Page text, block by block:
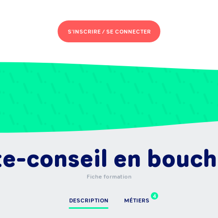
S'INSCRIRE /SE CONNECTER
conseil en
Fiche formation
DESCRIPTION
4
MÉTIERS